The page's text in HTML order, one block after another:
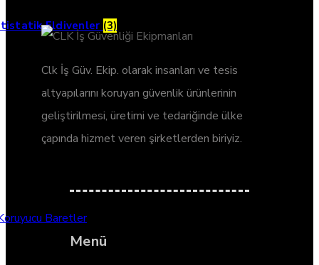
Eldivenler (3)
Clk İş Güv. Ekip. olarak insanları ve tesis
altyapılarını koruyan güvenlik ürünlerinin
geliştirilmesi, üretimi ve tedariğinde ülke
çapında hizmet veren şirketlerden biriyiz.
Menü